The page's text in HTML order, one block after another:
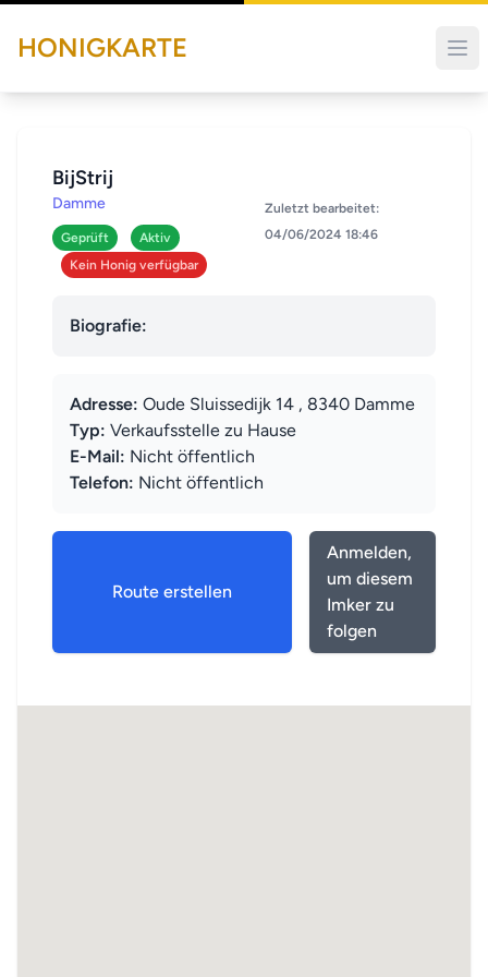
HONIGKARTE
BijStrij
Damme
Geprüft
Aktiv
Kein Honig verfügbar
Zuletzt bearbeitet:
04/06/2024 18:46
Biografie:
Adresse: Oude Sluissedijk 14 , 8340 Damme
Typ: Verkaufsstelle zu Hause
E-Mail: Nicht öffentlich
Telefon: Nicht öffentlich
Route erstellen
Anmelden,
um diesem
Imker zu
folgen